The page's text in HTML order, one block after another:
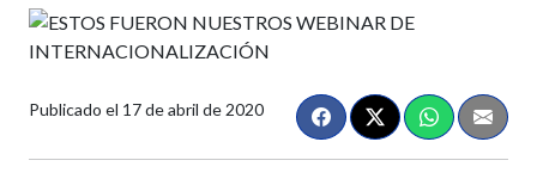
Publicado el 17 de abril de 2020